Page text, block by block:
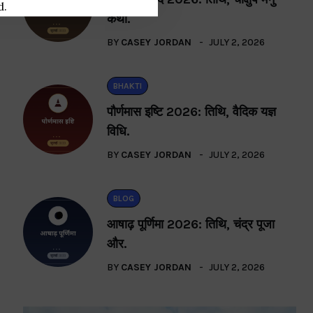
कथा.
BY CASEY JORDAN JULY 2, 2026
BHAKTI
पौर्णमास इष्टि 2026: तिथि, वैदिक यज्ञ
विधि.
BY CASEY JORDAN JULY 2, 2026
BLOG
आषाढ़ पूर्णिमा 2026: तिथि, चंद्र पूजा
और.
BY CASEY JORDAN JULY 2, 2026